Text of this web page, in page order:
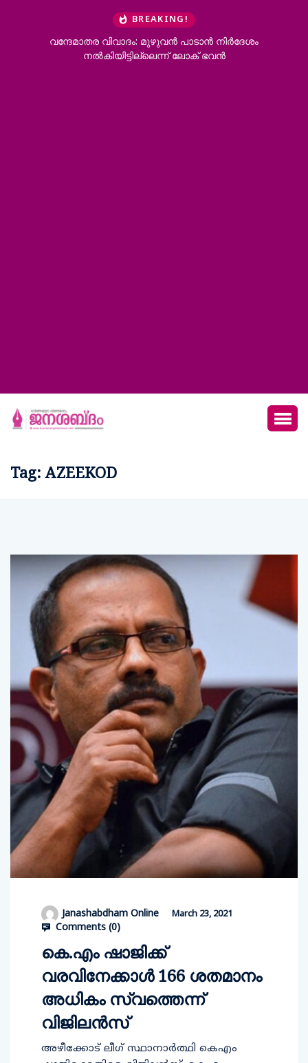
BREAKING!
വന്ദേമാതര വിവാദം: മുഴുവൻ പാടാൻ നിർദേശം
നൽകിയിട്ടില്ലെന്ന് ലോക് ഭവൻ
Tag:AZEEKOD
Janashabdham Online March 23, 2021
Comments (0)
കെ.എം ഷാജിക്ക്
വരവിനേക്കാൾ 166 ശതമാനം
അധികം സ്വത്തെന്ന്
വിജിലൻസ്
അഴീക്കോട് ലീഗ് സ്ഥാനാര്‍ത്ഥി കെഎം